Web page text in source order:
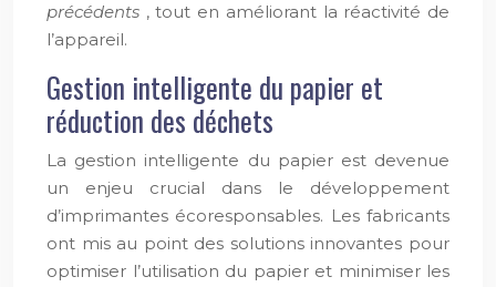
précédents , tout en améliorant la réactivité de
l’appareil.
Gestion intelligente du papier et
réduction des déchets
La gestion intelligente du papier est devenue
un enjeu crucial dans le développement
d’imprimantes écoresponsables. Les fabricants
ont mis au point des solutions innovantes pour
optimiser l’utilisation du papier et minimiser les